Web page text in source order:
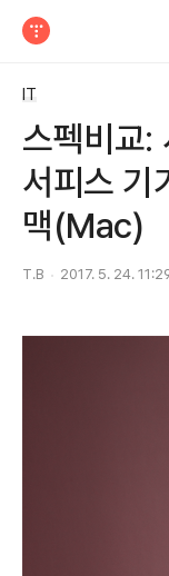
IT
스펙비교:
서피스 기
맥(Mac)
T.B 2017. 5. 24.